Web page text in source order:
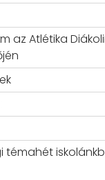
az Atlétika